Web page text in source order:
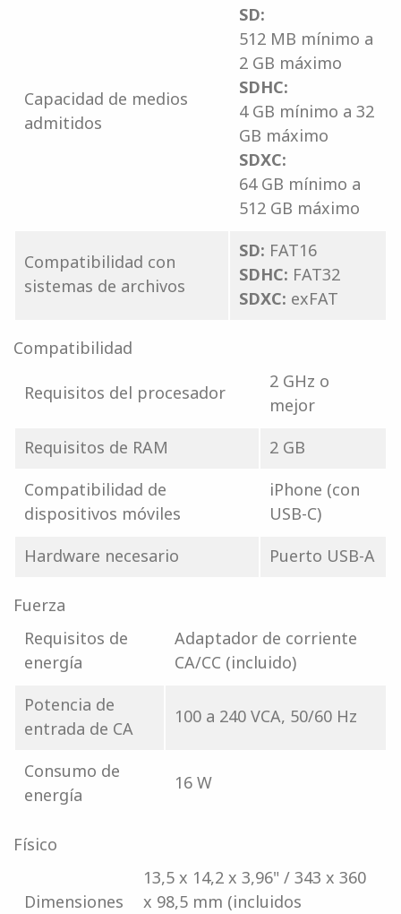
Capacidad de medios
admitidos
SD:
512 MB mínimo a
2 GB máximo
SDHC:
4 GB mínimo a 32
GB máximo
SDXC:
64 GB mínimo a
512 GB máximo
Compatibilidad con
sistemas de archivos
SD: FAT16
SDHC: FAT32
SDXC: exFAT
Compatibilidad
Requisitos del procesador
2 GHz o
mejor
Requisitos de RAM
2 GB
Compatibilidad de
dispositivos móviles
iPhone (con
USB-C)
Hardware necesario
Puerto USB-A
Fuerza
Requisitos de
energía
Adaptador de corriente
CA/CC (incluido)
Potencia de
entrada de CA
100 a 240 VCA, 50/60 Hz
Consumo de
energía
16 W
Físico
Dimensiones
13,5 x 14,2 x 3,96" / 343 x 360
x 98,5 mm (incluidos